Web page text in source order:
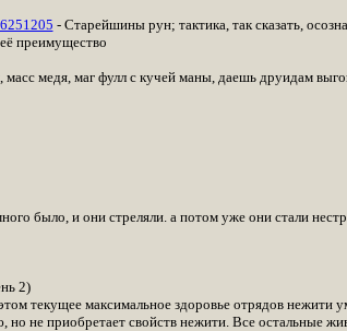
- Старейшины рун; тактика, так сказать,
преимущество
медя, маг фулл с кучей маны, даешь друидам
было, и они стреляли. а потом уже они стали
2)
текущее максимальное здоровье отрядов
но не приобретает свойств нежити. Все остальные